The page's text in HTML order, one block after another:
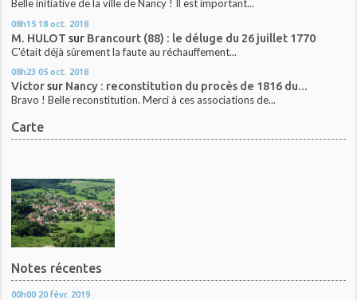
Belle initiative de la ville de Nancy ! Il est important...
08h15 18 oct. 2018
M. HULOT sur Brancourt (88) : le déluge du 26 juillet 1770
C'était déjà sûrement la faute au réchauffement...
08h23 05 oct. 2018
Victorsur Nancy : reconstitution du procès de 1816 du...
Bravo ! Belle reconstitution. Merci à ces associations de...
Carte
Notes récentes
00h00 20 févr. 2019